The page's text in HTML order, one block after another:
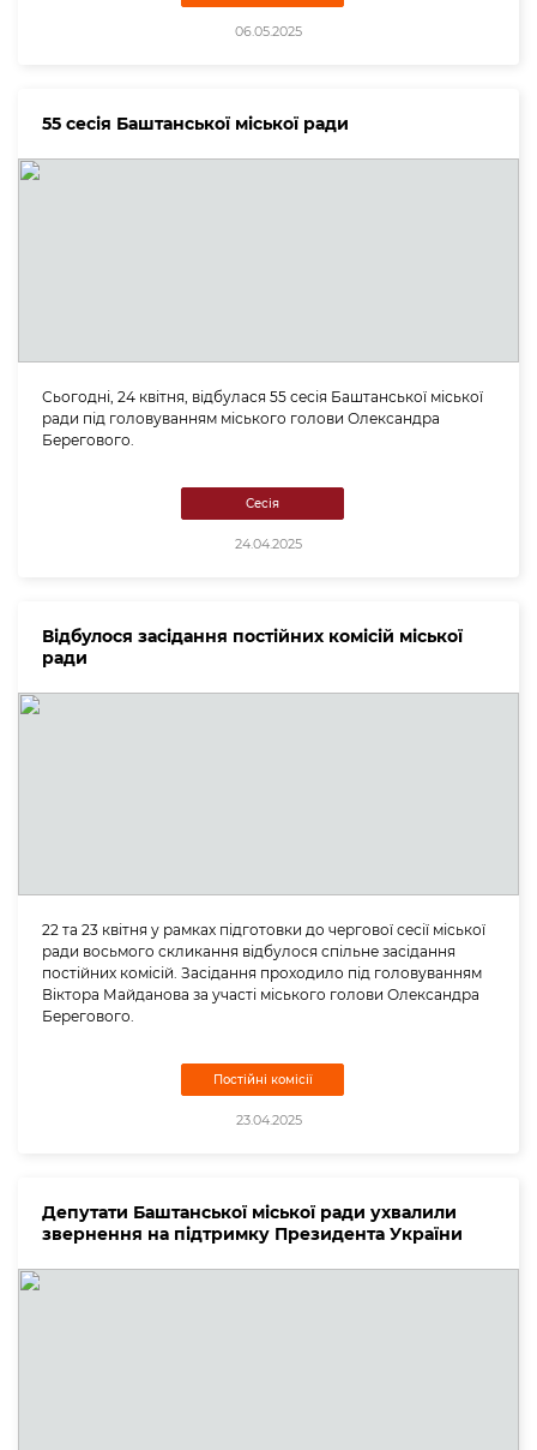
06.05.2025
55 сесія Баштанської міської ради
Сьогодні, 24 квітня, відбулася 55 сесія Баштанської міської
ради під головуванням міського голови Олександра
Берегового.
Сесія
24.04.2025
Відбулося засідання постійних комісій міської
ради
22 та 23 квітня у рамках підготовки до чергової сесії міської
ради восьмого скликання відбулося спільне засідання
постійних комісій. Засідання проходило під головуванням
Віктора Майданова за участі міського голови Олександра
Берегового.
Постійні комісії
23.04.2025
Депутати Баштанської міської ради ухвалили
звернення на підтримку Президента України